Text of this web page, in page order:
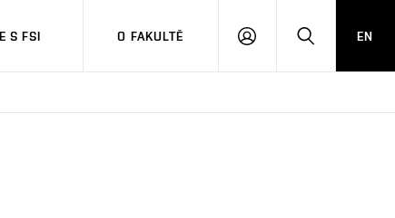
S FSI O FAKULTĚ
PŘIHLÁŠENÍHLEDAT
EN